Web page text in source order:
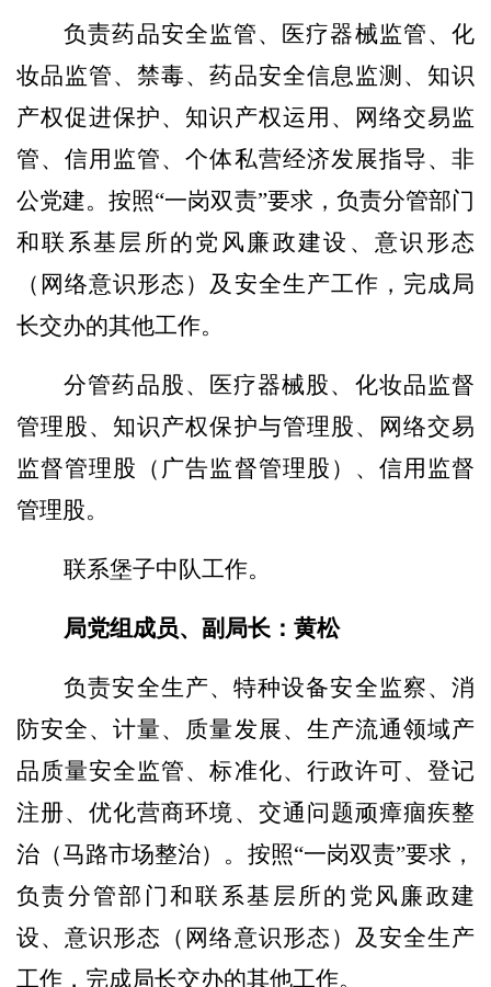
负责药品安全监管、医疗器械监管、化
妆品监管、禁毒、药品安全信息监测、知识
产权促进保护、知识产权运用、网络交易监
管、信用监管、个体私营经济发展指导、非
公党建。按照“一岗双责”要求 ， 负责分管部门
和联系基层所的党风廉政建设、意识形态
（ 网络意识形态 ） 及 安全生产工作，完成局
长交办的其他工作。
分管药品股、医疗器械股、化妆品监督
管理股、知识产权保护与管理股、网络交易
监督管理股（ 广告监督管理股） 、 信用监督
管理股。
联系堡子中队工作。
局党组成员、副局长 ：黄松
负责安全生产、特种设备安全监察、消
防安全、计量、质量发展、生产流通领域产
品质量安全监管、标准化、行政许可、登记
注册、优化营商环境、交通问题顽瘴痼疾整
治（马路市场整治） 。 按照“一岗双责”要求 ，
负责分管部门和联系基层所的党风廉政建
设、意识形态（ 网络意识形态 ） 及 安全生产
工作，完成局长交办的其他工作。